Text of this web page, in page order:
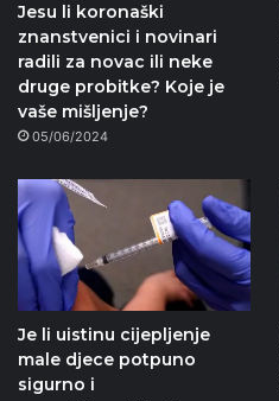
Jesu li koronaški
znanstvenici i novinari
radili za novac ili neke
druge probitke? Koje je
vaše mišljenje?
05/06/2024
Je li uistinu cijepljenje
male djece potpuno
sigurno i